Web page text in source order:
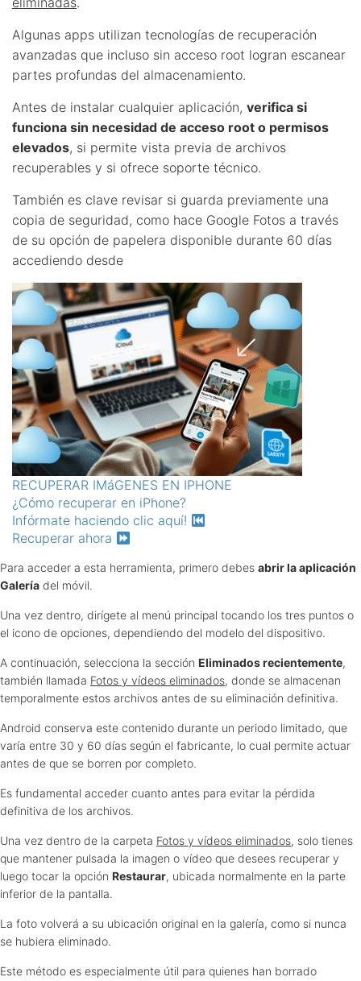
Algunas apps utilizan tecnologías de recuperación
avanzadas que incluso sin acceso root logran escanear
partes profundas del almacenamiento.
Antes de instalar cualquier aplicación, verifica si
funciona sin necesidad de acceso root o permisos
elevados, si permite vista previa de archivos
recuperables y si ofrece soporte técnico.
También es clave revisar si guarda previamente una
copia de seguridad, como hace Google Fotos a través
de su opción de papelera disponible durante 60 días
accediendo desde
RECUPERAR IMáGENES EN IPHONE
¿Cómo recuperar en iPhone?
Infórmate haciendo clic aquí!
Recuperar ahora
Para acceder a esta herramienta, primero debes abrir la aplicación
Galería del móvil.
Una vez dentro, dirígete al menú principal tocando los tres puntos o
el icono de opciones, dependiendo del modelo del dispositivo.
A continuación, selecciona la sección Eliminados recientemente,
también llamada Fotos y vídeos eliminados, donde se almacenan
temporalmente estos archivos antes de su eliminación definitiva.
Android conserva este contenido durante un periodo limitado, que
varía entre 30 y 60 días según el fabricante, lo cual permite actuar
antes de que se borren por completo.
Es fundamental acceder cuanto antes para evitar la pérdida
definitiva de los archivos.
Una vez dentro de la carpeta Fotos y vídeos eliminados, solo tienes
que mantener pulsada la imagen o vídeo que desees recuperar y
luego tocar la opción Restaurar, ubicada normalmente en la parte
inferior de la pantalla.
La foto volverá a su ubicación original en la galería, como si nunca
se hubiera eliminado.
Este método es especialmente útil para quienes han borrado